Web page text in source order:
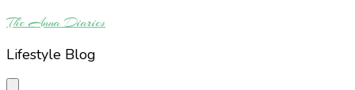
The Anna Diaries
Lifestyle Blog